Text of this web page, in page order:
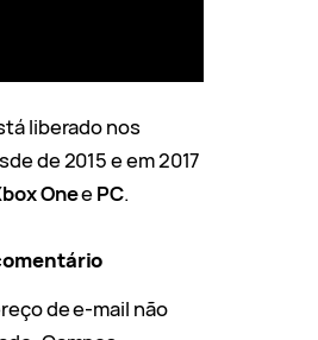
liberado nos
de 2015 e em 2017
OneePC.
de e-mail não